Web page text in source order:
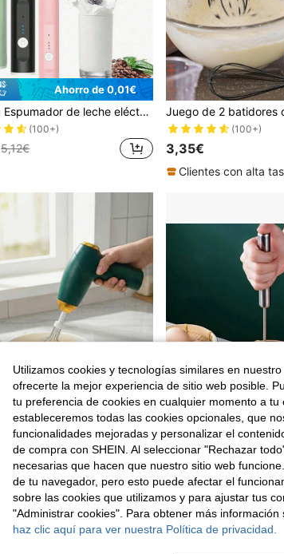
Ahorro de 0,01€
1 pieza Espumador de leche eléctrico 2 en 1, de mano con batidor de acero inoxidable y separador de yema de huevo - recargable por USB, espumador de leche con 3 velocidades ajustables, mini batidora, mezclador de bebidas para café, latte, capuchino, pastel, chocolate caliente | Portátil, puede montar crema, batir huevos, mezclar ingredientes, material de plástico, alimentado por batería de litio, utensilio de cocina
(100+)
5,12€
(100+)
3,35€
1 pieza Batidora eléctrica inalámbrica, 3 ajustes de velocidad, recargable por USB, con 2 varillas batidoras desmontables, herramienta de repostería compacta para batir, leche, café, chocolate caliente y capuchino, utensilio de cocina, electrodoméstico de cocina
#10 Más vendidos
2,85€
Utilizamos cookies y tecnologías similares en
ofrecerte la mejor experiencia de sitio web posible.
tu preferencia de cookies en cualquier momento a tu
estableceremos todas las cookies opcionales, que
funcionalidades mejoradas y personalizar el
de compra con SHEIN. Al seleccionar "Rechazar
necesarias que hacen que nuestro sitio web
de tu navegador, pero esto puede afectar el
sobre las cookies que utilizamos y para ajustar tus
"Administrar cookies". Para obtener más
haz clic aquí para ver nuestra Política de privacidad.